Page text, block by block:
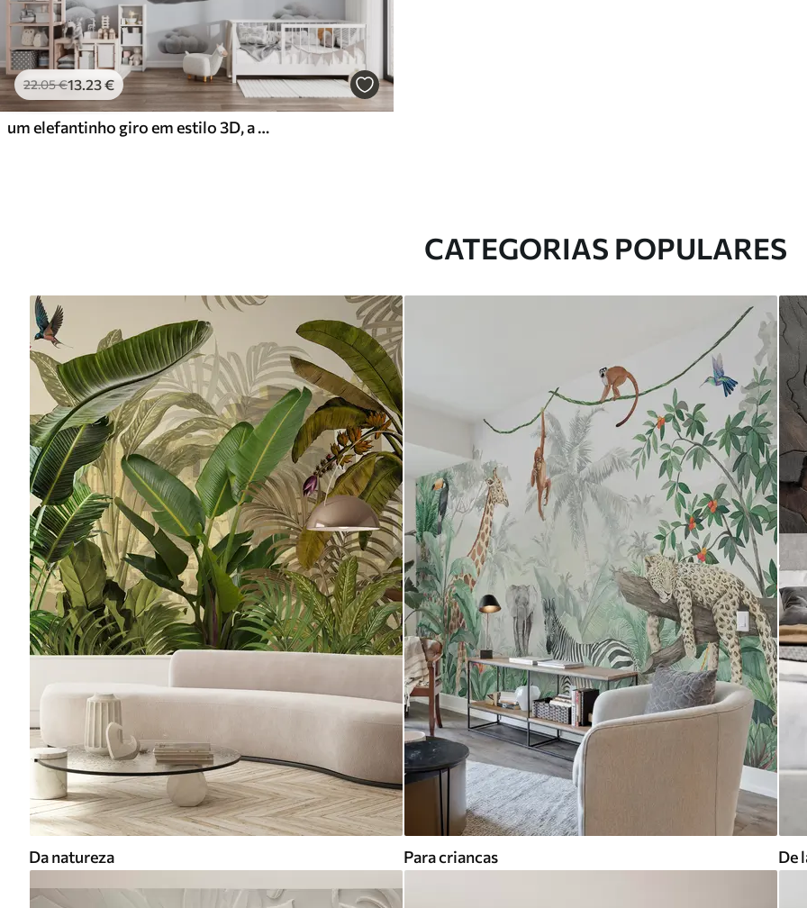
22.05€13.23€
um elefantinho giro em estilo 3D, a dormir entre nuvens fofas
CATEGORIAS POPULARES
Da natureza Para criancas De